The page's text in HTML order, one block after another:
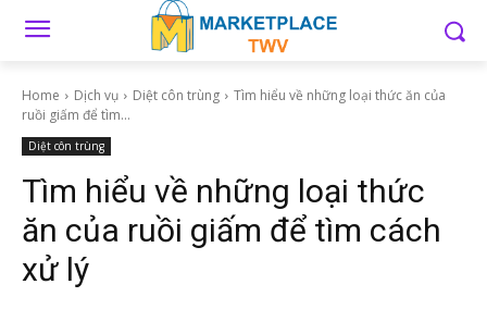
Home Dịch vụ Diệt côn trùng
Tìm hiểu về những loại thức ăn của
ruồi giấm để tìm...
Diệt côn trùng
Tìm hiểu về những loại thức
ăn của ruồi giấm để tìm cách
xử lý